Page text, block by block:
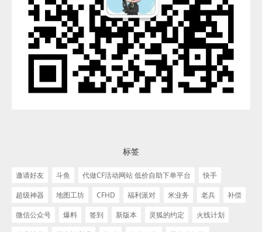
标签
邀请好友 斗鱼 代做CF活动网站 低价自助下单平台
快手
超级神器
地图工坊 CFHD 福利派对 米业务 老兵
补偿
微信公众号
爆料 签到 新版本 灵狐的约定
火线计划